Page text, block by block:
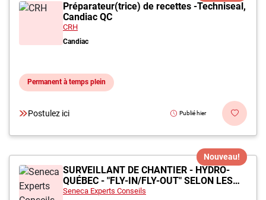
Préparateur(trice) de recettes -Techniseal,
Candiac QC
CRH
Candiac
Permanent à temps plein
Postulez ici Publié hier
Nouveau!
SURVEILLANT DE CHANTIER - HYDRO-
QUÉBEC - "FLY-IN/FLY-OUT" SELON LES
AFFECTATIONS
Seneca Experts Conseils